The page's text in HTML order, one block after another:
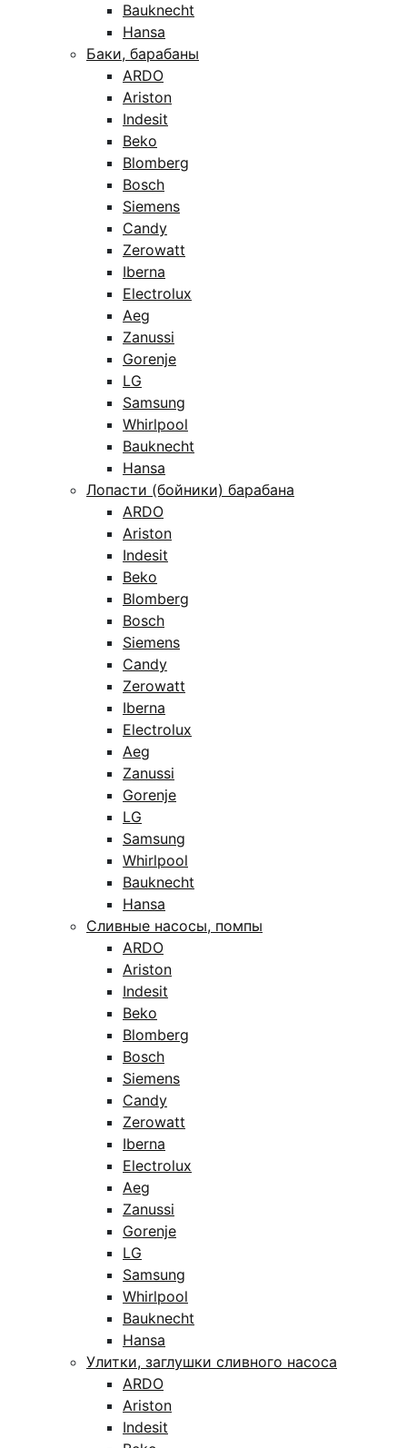
Bauknecht
Hansa
Баки, барабаны
ARDO
Ariston
Indesit
Beko
Blomberg
Bosch
Siemens
Candy
Zerowatt
Iberna
Electrolux
Aeg
Zanussi
Gorenje
LG
Samsung
Whirlpool
Bauknecht
Hansa
Лопасти (бойники) барабана
ARDO
Ariston
Indesit
Beko
Blomberg
Bosch
Siemens
Candy
Zerowatt
Iberna
Electrolux
Aeg
Zanussi
Gorenje
LG
Samsung
Whirlpool
Bauknecht
Hansa
Сливные насосы, помпы
ARDO
Ariston
Indesit
Beko
Blomberg
Bosch
Siemens
Candy
Zerowatt
Iberna
Electrolux
Aeg
Zanussi
Gorenje
LG
Samsung
Whirlpool
Bauknecht
Hansa
Улитки, заглушки сливного насоса
ARDO
Ariston
Indesit